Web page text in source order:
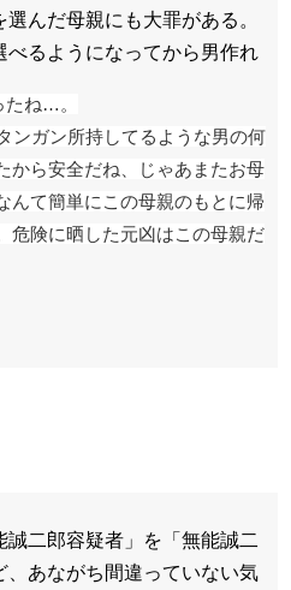
んだ母親にも大罪がある。
るようになってから男作れ️
ね…。
ンガン所持してるような男の何
ら安全だね、じゃあまたお母
んて簡単にこの母親のもとに帰
危険に晒した元凶はこの母親だ
二郎容疑者」を「無能誠二
、あながち間違っていない気